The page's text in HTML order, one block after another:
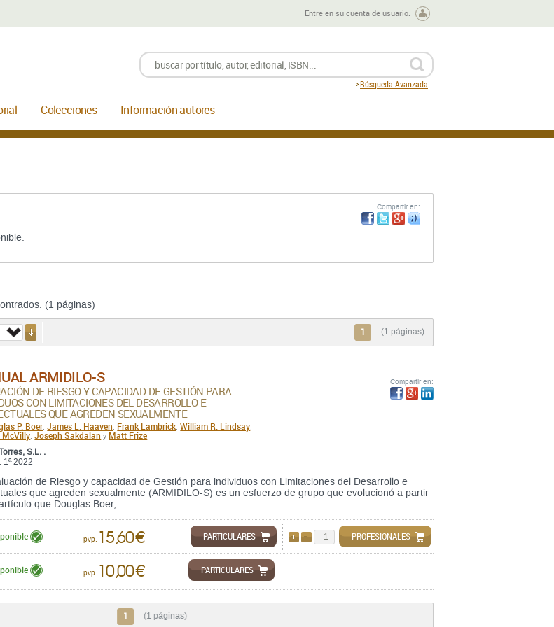
Entre en su cuenta de usuario.
Búsqueda Avanzada
Colecciones Información autores
Compartir en:
(1 páginas)
1 (1 páginas)
ARMIDILO-S
DE RIESGO Y CAPACIDAD DE GESTIÓN PARA
CON LIMITACIONES DEL DESARROLLO E
QUE AGREDEN SEXUALMENTE
P. Boer James L. Haaven Frank Lambrick ,William R. Lindsay
McVilly Joseph Sakdalan y Matt Frize
S.L. .
1ª 2022
de Riesgo y capacidad de Gestión para individuos con Limitaciones del Desarrollo e
que agreden sexualmente (ARMIDILO-S) es un esfuerzo de grupo que evolucionó a partir
que Douglas Boer, ...
Compartir en:
pvp. 15,60 € AÑADIRQUITAR
PROFESIONALES
PARTICULARES
pvp. 10,00 € PARTICULARES
1 (1 páginas)